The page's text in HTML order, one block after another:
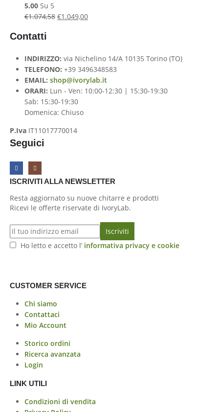
5.00Su 5
€1.074,58 €1.049,00
Contatti
INDIRIZZO: via Nichelino 14/A 10135 Torino (TO)
TELEFONO: +39 3496348583
EMAIL: shop@ivorylab.it
ORARI: Lun - Ven: 10:00-12:30 | 15:30-19:30
Sab: 15:30-19:30
Domenica: Chiuso
P.Iva IT11017770014
Seguici
ISCRIVITI ALLA NEWSLETTER
Resta aggiornato su nuove chitarre e prodotti
Ricevi le offerte riservate di IvoryLab.
Ho letto e accetto l’ informativa privacy e cookie
CUSTOMER SERVICE
Chi siamo
Contattaci
Mio Account
Storico ordini
Ricerca avanzata
Login
LINK UTILI
Condizioni di vendita